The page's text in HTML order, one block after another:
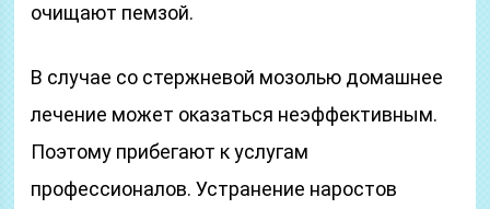
очищают пемзой.
В случае со стержневой мозолью домашнее
лечение может оказаться неэффективным.
Поэтому прибегают к услугам
профессионалов. Устранение наростов